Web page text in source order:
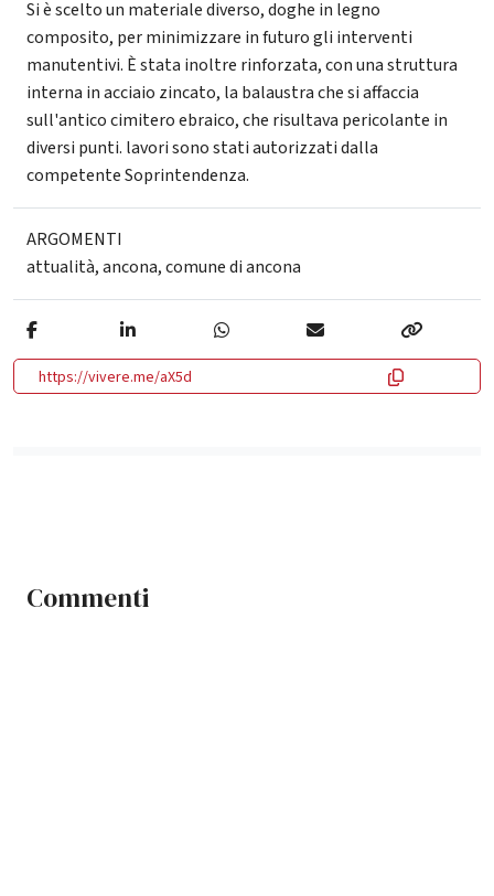
Si è scelto un materiale diverso, doghe in legno
composito, per minimizzare in futuro gli interventi
manutentivi. È stata inoltre rinforzata, con una struttura
interna in acciaio zincato, la balaustra che si affaccia
sull'antico cimitero ebraico, che risultava pericolante in
diversi punti. lavori sono stati autorizzati dalla
competente Soprintendenza.
ARGOMENTI
attualità,ancona,comune di ancona
https://vivere.me/aX5d
Commenti